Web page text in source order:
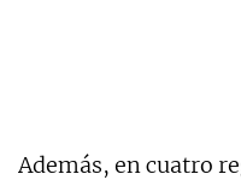
Además, en cuatro